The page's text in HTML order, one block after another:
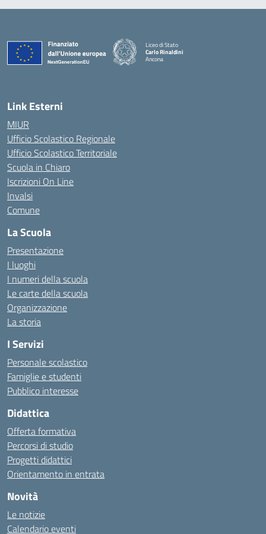
Liceo di Stato
Carlo Rinaldini
Ancona
Link Esterni
MIUR
Ufficio Scolastico Regionale
Ufficio Scolastico Territoriale
Scuola in Chiaro
Iscrizioni On Line
Invalsi
Comune
La Scuola
Presentazione
I luoghi
I numeri della scuola
Le carte della scuola
Organizzazione
La storia
I Servizi
Personale scolastico
Famiglie e studenti
Pubblico interesse
Didattica
Offerta formativa
Percorsi di studio
Progetti didattici
Orientamento in entrata
Novità
Le notizie
Calendario eventi